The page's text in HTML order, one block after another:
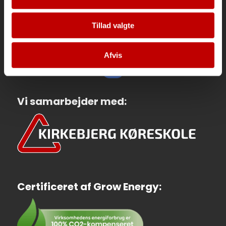
Tillad valgte
Afvis
Skriv en anmeldelse her
Vi samarbejder med:
Certificeret af Grow Energy: